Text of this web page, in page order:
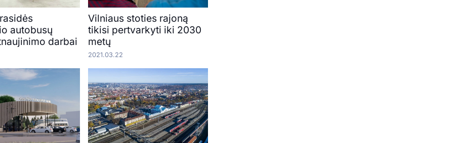
autobusų
darbai
Vilniaus stoties rajoną
tikisi pertvarkyti iki 2030
metų
2021.03.22